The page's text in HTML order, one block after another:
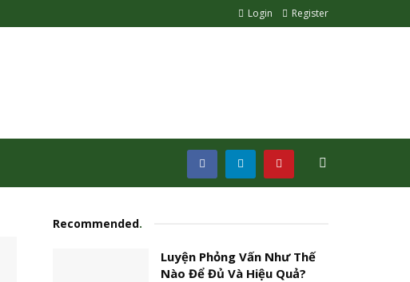
Login Register
Recommended.
Luyện Phỏng Vấn Như Thế
Nào Để Đủ Và Hiệu Quả?